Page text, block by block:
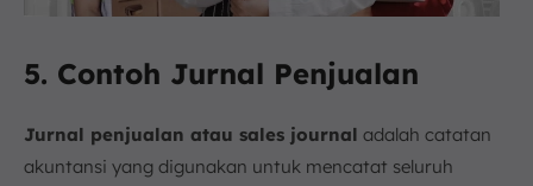
5. Contoh Jurnal Penjualan
Jurnal penjualan atau sales journal adalah catatan
akuntansi yang digunakan untuk mencatat seluruh